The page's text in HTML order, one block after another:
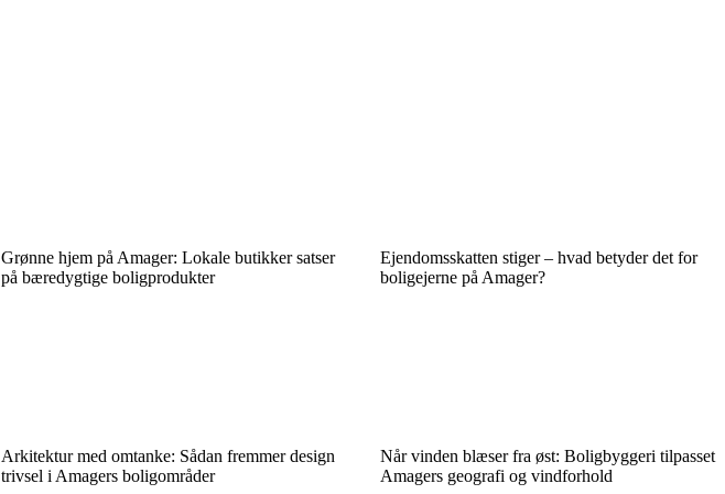
Grønne hjem på Amager: Lokale butikker satser
på bæredygtige boligprodukter
Ejendomsskatten stiger – hvad betyder det for
boligejerne på Amager?
Arkitektur med omtanke: Sådan fremmer design
trivsel i Amagers boligområder
Når vinden blæser fra øst: Boligbyggeri tilpasset
Amagers geografi og vindforhold